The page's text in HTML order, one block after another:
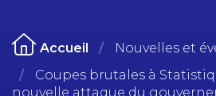
Accueil
Nouvelles et
Coupes brutales à
nouvelle attaque du